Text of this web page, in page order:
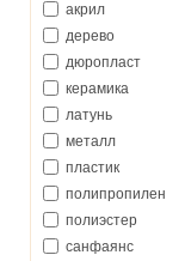
шторка
акрил
дерево
дюропласт
керамика
латунь
металл
пластик
полипропилен
полиэстер
санфаянс